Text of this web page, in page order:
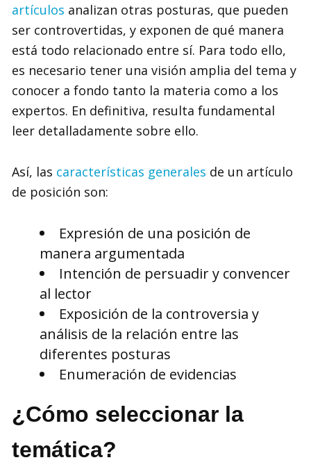
artículos analizan otras posturas, que pueden
ser controvertidas, y exponen de qué manera
está todo relacionado entre sí. Para todo ello,
es necesario tener una visión amplia del tema y
conocer a fondo tanto la materia como a los
expertos. En definitiva, resulta fundamental
leer detalladamente sobre ello.
Así, las características generales de un artículo
de posición son:
Expresión de una posición de
manera argumentada
Intención de persuadir y convencer
al lector
Exposición de la controversia y
análisis de la relación entre las
diferentes posturas
Enumeración de evidencias
¿Cómo seleccionar la
temática?